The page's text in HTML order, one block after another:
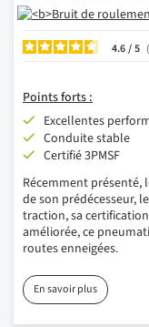
4.6/
Points forts :
Excellentes
Conduite stable
Certifié 3PMSF
Récemment présenté,
de son prédécesseur,
traction, sa
améliorée, ce
routes enneigées.
En savoir plus